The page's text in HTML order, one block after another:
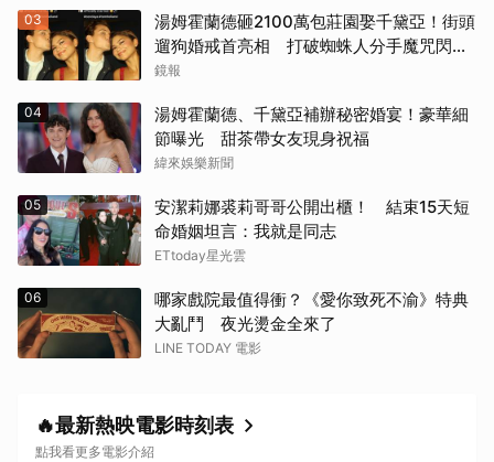
《網住愛情》（2004）
其他（歡迎貼文分享）
03
湯姆霍蘭德砸2100萬包莊園娶千黛亞！街頭
遛狗婚戒首亮相 打破蜘蛛人分手魔咒閃爆
全場
鏡報
04
湯姆霍蘭德、千黛亞補辦秘密婚宴！豪華細
節曝光 甜茶帶女友現身祝福
緯來娛樂新聞
05
安潔莉娜裘莉哥哥公開出櫃！ 結束15天短
命婚姻坦言：我就是同志
ETtoday星光雲
06
哪家戲院最值得衝？《愛你致死不渝》特典
大亂鬥 夜光燙金全來了
LINE TODAY 電影
🔥最新熱映電影時刻表
點我看更多電影介紹